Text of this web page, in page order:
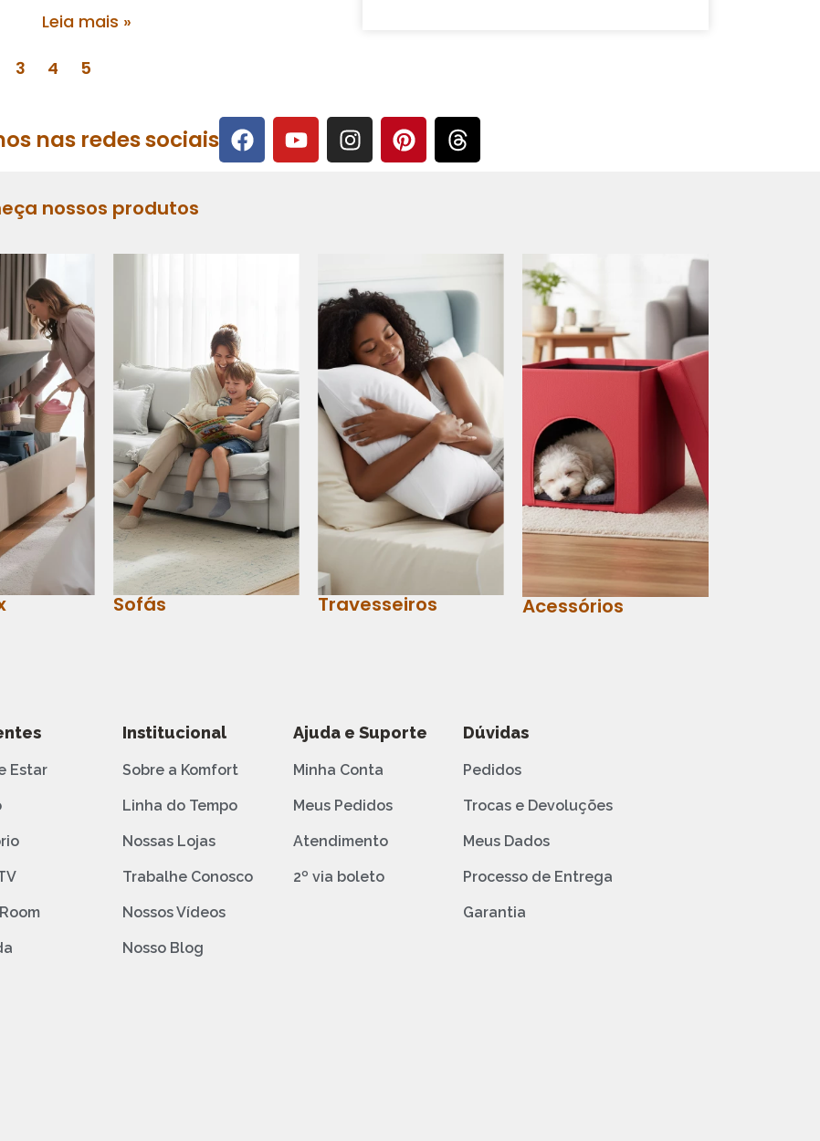
Leia mais »
3 4 5
nas redes sociais
nossos produtos
Sofás Travesseiros Acessórios
Estar
Institucional
Sobre a Komfort
Linha do Tempo
Nossas Lojas
Trabalhe Conosco
Nossos Vídeos
Nosso Blog
Ajuda e Suporte
Minha Conta
Meus Pedidos
Atendimento
2º via boleto
Dúvidas
Pedidos
Trocas e Devoluções
Meus Dados
Processo de Entrega
Garantia